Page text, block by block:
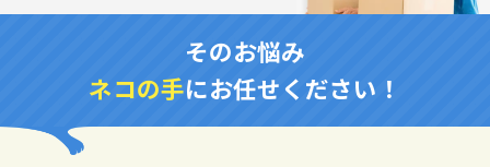
そのお悩み
ネコの手にお任せください！